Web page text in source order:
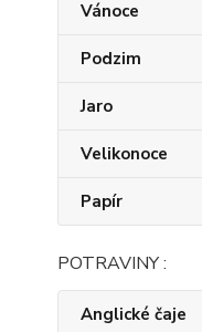
Vánoce
Podzim
Jaro
Velikonoce
Papír
POTRAVINY :
Anglické čaje